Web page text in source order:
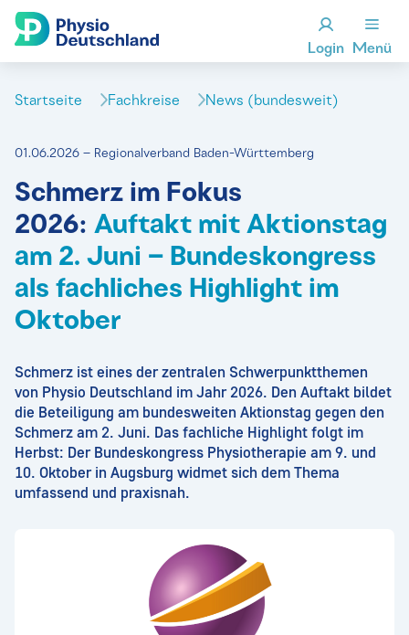
Login Menü
Startseite Fachkreise News (bundesweit)
01.06.2026 – Regionalverband Baden-Württemberg
Schmerz im Fokus
2026: Auftakt mit Aktionstag
am 2. Juni – Bundeskongress
als fachliches Highlight im
Oktober
Schmerz ist eines der zentralen Schwerpunktthemen
von Physio Deutschland im Jahr 2026. Den Auftakt bildet
die Beteiligung am bundesweiten Aktionstag gegen den
Schmerz am 2. Juni. Das fachliche Highlight folgt im
Herbst: Der Bundeskongress Physiotherapie am 9. und
10. Oktober in Augsburg widmet sich dem Thema
umfassend und praxisnah.